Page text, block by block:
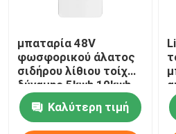
μπαταρία 48V
φωσφορικού άλατος
σιδήρου λίθιου τοίχων
δύναμης 5kwh 10kwh
για το σταθμό
εγχώριας παραγωγής
ηλεκτρικού ρεύματος
Καλύτερη τιμή